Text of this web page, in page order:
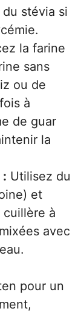
stévia si
la farine
sans
ou de
à
de guar
la
: Utilisez du
et
cuillère à
avec
pour un